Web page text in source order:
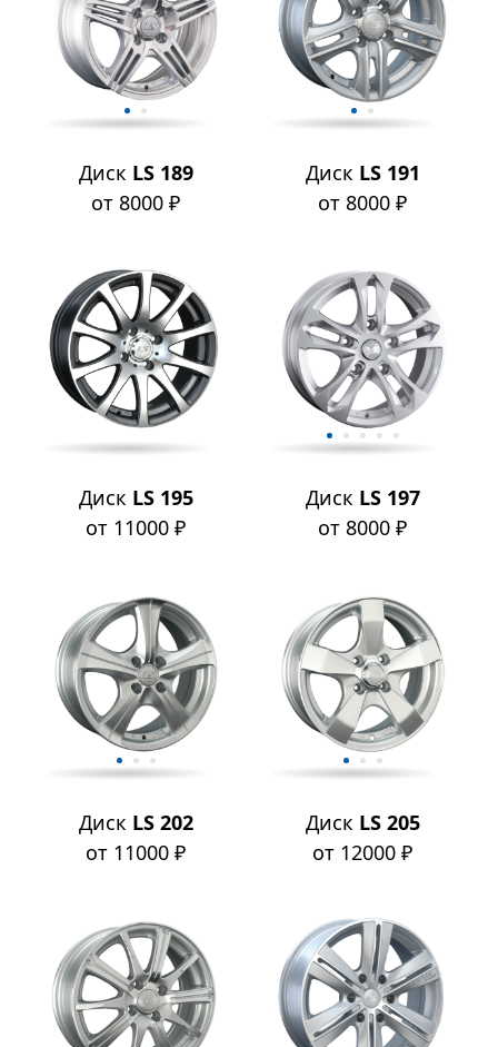
Диск LS 189
от 8000 ₽
Диск LS 191
от 8000 ₽
Диск LS 195
от 11000 ₽
Диск LS 197
от 8000 ₽
Диск LS 202
от 11000 ₽
Диск LS 205
от 12000 ₽